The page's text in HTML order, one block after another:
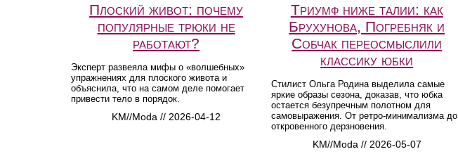
Плоский живот: почему
популярные трюки не
работают?
Эксперт развеяла мифы о «волшебных»
упражнениях для плоского живота и
объяснила, что на самом деле помогает
привести тело в порядок.
KM//Moda // 2026-04-12
Триумф ниже талии: как
Брухунова, Погребняк и
Собчак переосмыслили
классику юбки
Стилист Ольга Родина выделила самые
яркие образы сезона, доказав, что юбка
остается безупречным полотном для
самовыражения. От ретро-минимализма до
откровенного дерзновения.
KM//Moda // 2026-05-07